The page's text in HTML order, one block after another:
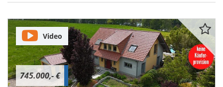
745.000,- €
Video